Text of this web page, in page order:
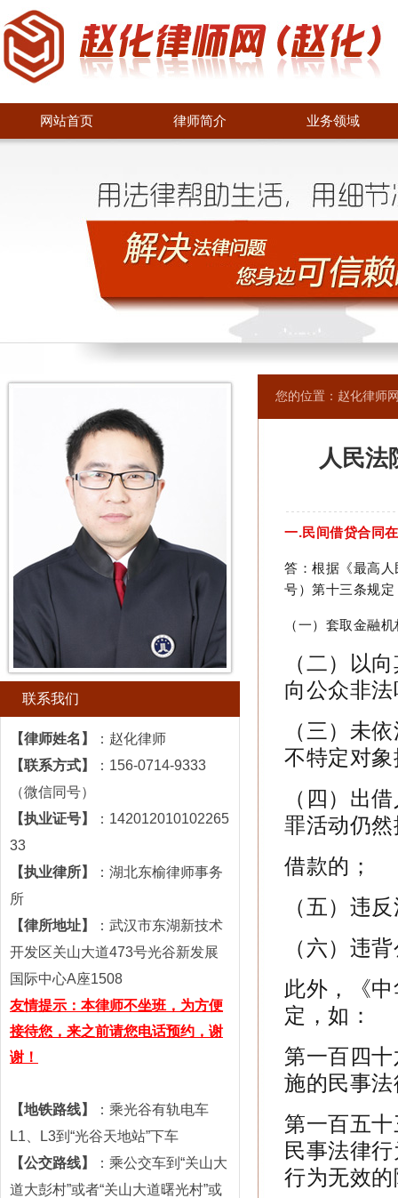
网站首页 律师简介 业务领域
联系我们
【律师姓名】 ： 赵化律师
【联系方式】 ：156-0714-9333
（微信同号）
【执业证号】
： 142012010102265
33
【执业律所】
：湖北东榆律师事务
所
【律所地址】 ： 武汉市东湖新技术
开发区关山大道473号光谷新发展
国际中心A座1508
友情提示：本律师不坐班，为方便
接待您，来之前请您电话预约，谢
谢！
【地铁路线】
：乘光谷有轨电车
L1、L3到“光谷天地站”下车
【公交路线】
：乘公交车到“关山大
道大彭村”或者“关山大道曙光村”或
您的位置： 赵化律师
人民法
一.民间借贷合同
答：根据《最高
号）第十三条规
（一）套取金融
（二）以
向公众非
（三）未
不特定对
（四）出
罪活动仍
借款的；
（五）违
（六）违
此外，
《
定，如：
第一百四
施的民事
第一百五
民事法律
行为无效